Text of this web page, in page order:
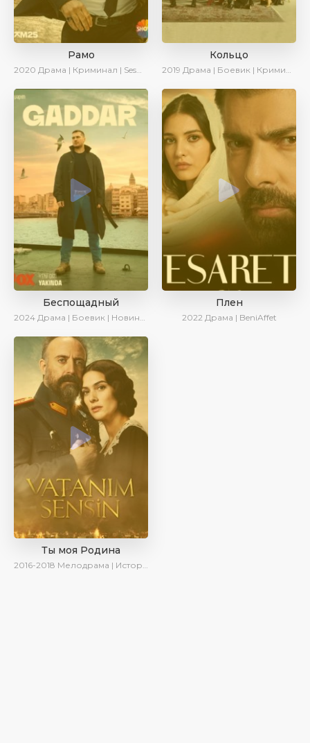
Рамо
2020 Драма | Криминал | SesDizi | Ирина Котова
Кольцо
2019 Драма | Боевик | Криминал
Беспощадный
2024 Драма | Боевик | Новинки
Плен
2022 Драма | BeniAffet
Ты моя Родина
2016-2018 Мелодрама | Исторический | Военный | Turok1990